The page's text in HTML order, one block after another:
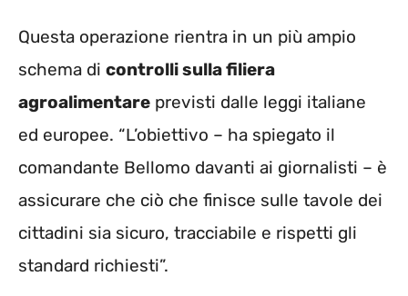
Questa operazione rientra in un più ampio
schema di controlli sulla filiera
agroalimentare previsti dalle leggi italiane
ed europee. “L’obiettivo – ha spiegato il
comandante Bellomo davanti ai giornalisti – è
assicurare che ciò che finisce sulle tavole dei
cittadini sia sicuro, tracciabile e rispetti gli
standard richiesti”.